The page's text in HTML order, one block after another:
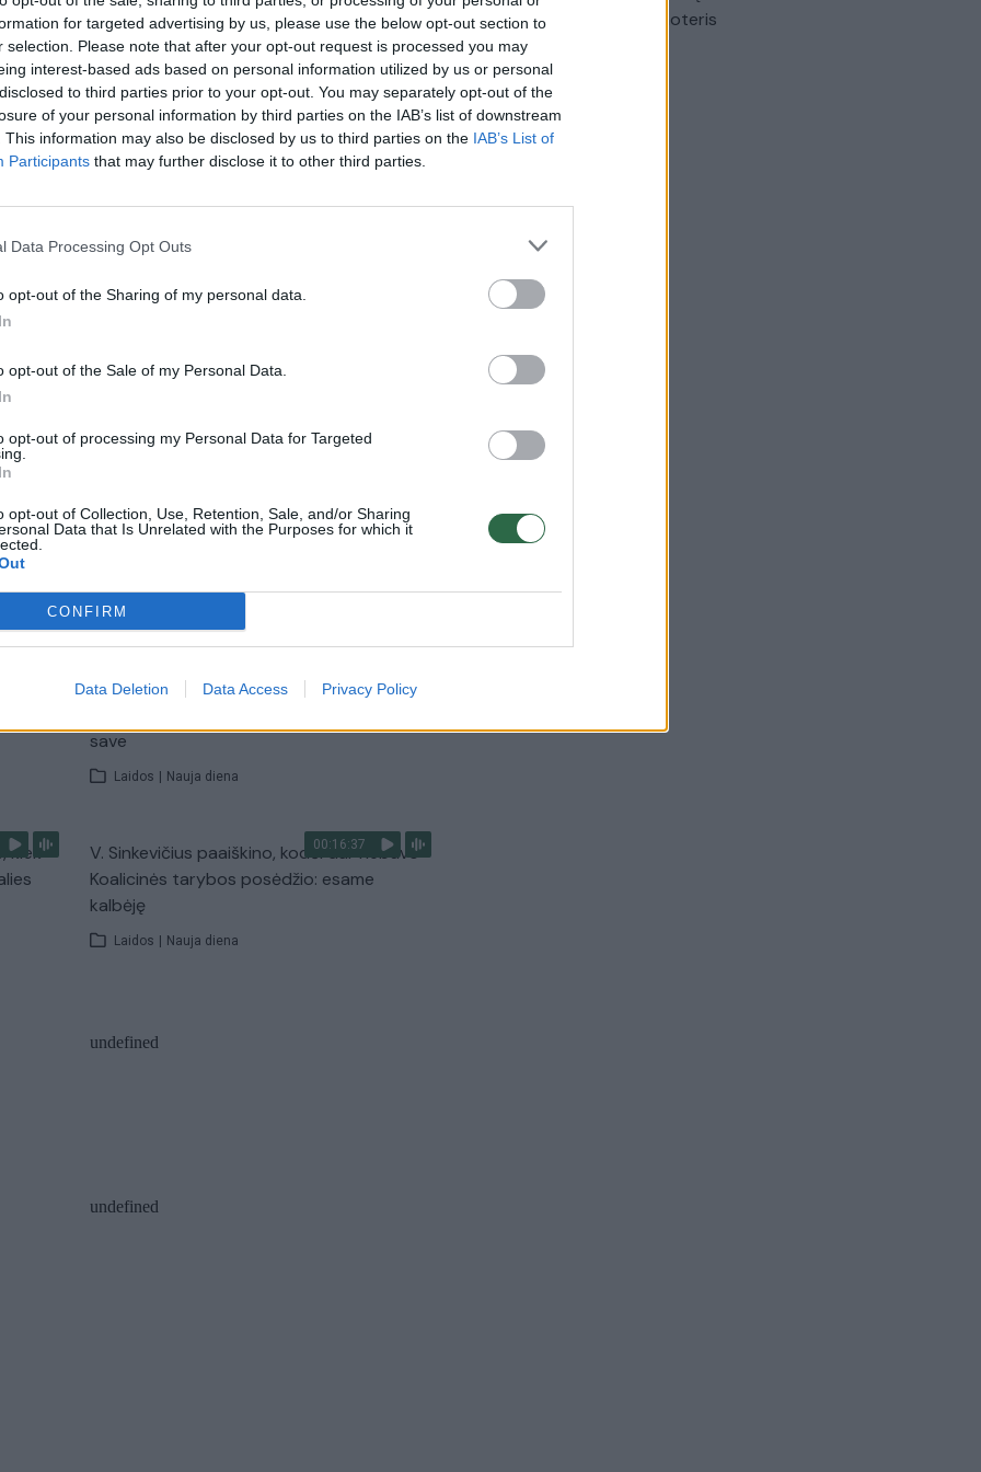
for targeted advertising by us, please use the below opt-out section to
selection. Please note that after your opt-out request is processed you may
interest-based ads based on personal information utilized by us or personal
to third parties prior to your opt-out. You may separately opt-out of the
of your personal information by third parties on the IAB’s list of downstream
This information may also be disclosed by us to third parties on the IAB’s List of
Participants that may further disclose it to other third parties.
Data Processing Opt Outs
opt-out of the Sharing of my personal data.
opt-out of the Sale of my Personal Data.
opt-out of processing my Personal Data for Targeted
opt-out of Collection, Use, Retention, Sale, and/or Sharing
Data that Is Unrelated with the Purposes for which it
CONFIRM
Data Deletion Data Access Privacy Policy
lyga (LKL)
Visi įrašai
diskusija: Rusija – Europos šeimos narė?
pavojingą įprotį: tą daro daugiau nei pusė
Žinios | Lietuvos diena
Lietuvos pasiruošimą pavojams neigiamai
save
Laidos | Nauja diena
kiek
00:16:37
V. Sinkevičius paaiškino, kodėl dar nebuvo
Koalicinės tarybos posėdžio: esame
kalbėję
Laidos | Nauja diena
automobilis sužalojo dvi moteris
Žinios